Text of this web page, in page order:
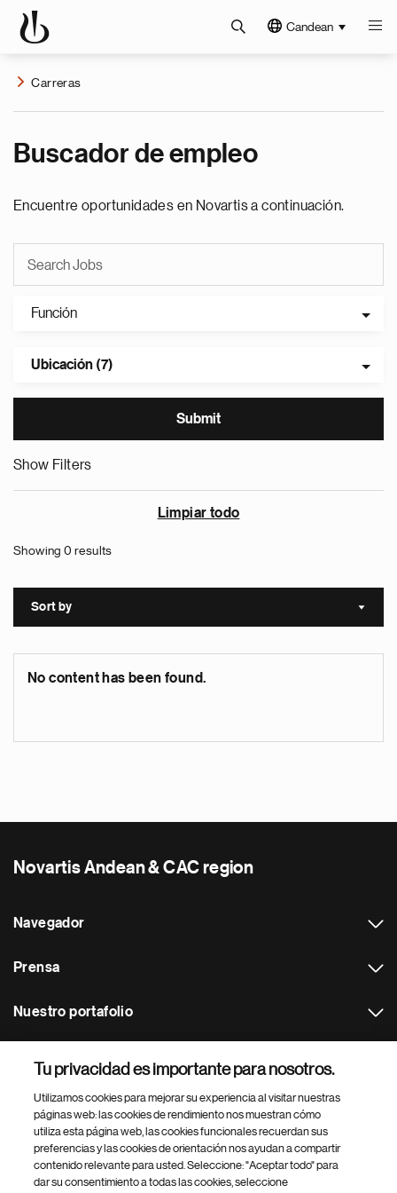
Candean
Carreras
Buscador de empleo
Encuentre oportunidades en Novartis a continuación.
Función
Ubicación (7)
Show Filters
Limpiar todo
Showing 0 results
Sort by Sort
No content has been found.
Novartis Andean & CAC region
Navegador
Prensa
Nuestro portafolio
Footer Site Search
Tu privacidad es importante para nosotros.
Utilizamos cookies para mejorar su experiencia al visitar nuestras
páginas web: las cookies de rendimiento nos muestran cómo
utiliza esta página web, las cookies funcionales recuerdan sus
preferencias y las cookies de orientación nos ayudan a compartir
contenido relevante para usted. Seleccione: "Aceptar todo" para
dar su consentimiento a todas las cookies, seleccione